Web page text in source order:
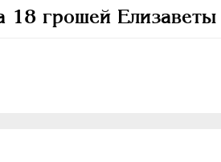
18 грошей